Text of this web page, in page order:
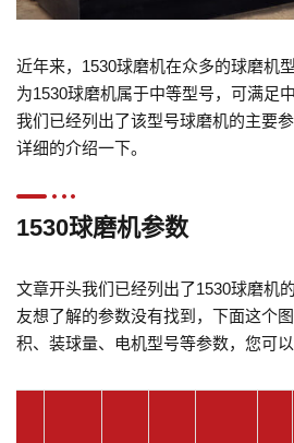
近年来，1530球磨机在众多的球磨机
为1530球磨机属于中等型号，可满足
我们已经列出了该型号球磨机的主要
详细的介绍一下。
1530球磨机参数
文章开头我们已经列出了1530球磨机
友想了解的参数没有找到，下面这个
积、装球量、电机型号等参数，您可以